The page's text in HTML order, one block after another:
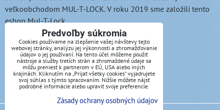
veľkoobchodom MUL-T-LOCK. V roku 2019 sme založili tento
eshop Mul-T-Lock.
mobil:0949 010 448
e-mail:info@eshop-multlock.sk
Predvoľby súkromia
Cookies používame na zlepšenie vašej návštevy tejto
webovej stránky, analýzu jej výkonnosti a zhromažďovanie
údajov o jej používaní. Na tento účel môžeme použiť
nástroje a služby tretích strán a zhromaždené údaje sa
môžu preniesť k partnerom v EÚ, USA alebo iných
krajinách. Kliknutím na „Prijať všetky cookies“ vyjadrujete
svoj súhlas s týmto spracovaním. Nižšie môžete nájsť
podrobné informácie alebo upraviť svoje preferencie.
Zásady ochrany osobných údajov